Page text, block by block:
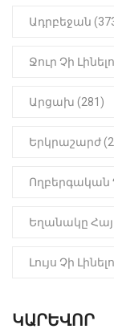
Ադրբեջան
Ջուր Չի
Արցախ (281)
Երկրաշարժ
Ողբերգական
Եղանակը
Լույս Չի
ԿԱՐԵՎՈՐ